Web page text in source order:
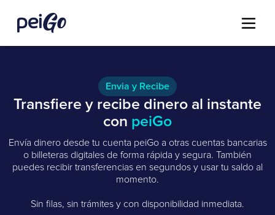
Envia y Recibe
Transfiere y recibe dinero al instante
con peiGo
Envía dinero desde tu cuenta peiGo a otras cuentas bancarias
o billeteras digitales de forma rápida y segura. También
puedes recibir transferencias en segundos y usar tu saldo al
momento.
Sin filas, sin trámites y con disponibilidad inmediata.